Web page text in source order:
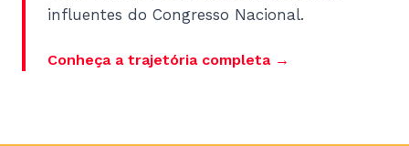
influentes do Congresso Nacional.
Conheça a trajetória completa →